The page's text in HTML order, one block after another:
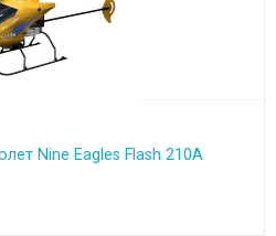
Nine Eagles Flash 210A